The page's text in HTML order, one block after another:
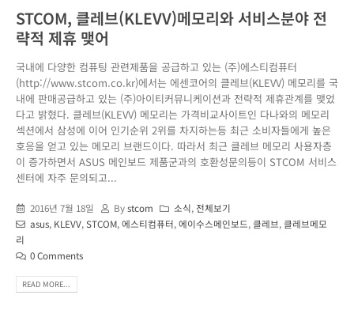
STCOM, 클레브(KLEVV)메모리와 서비스분야 전
략적 제휴 맺어
국내에 다양한 컴퓨팅 관련제품을 공급하고 있는 (주)에스티컴퓨터
(http://www.stcom.co.kr)에서는 에센코어의 클레브(KLEVV) 메모리를 국
내에 판매공급하고 있는 (주)아이티커뮤니케이션과 전략적 제휴관계를 맺었
다고 밝혔다. 클레브(KLEVV) 메모리는 가격비교사이트인 다나와의 메모리
섹션에서 삼성에 이어 인기순위 2위를 차지하는등 최근 소비자들에게 높은
호응을 얻고 있는 메모리 브랜드이다. 따라서 최근 클레브 메모리 사용자층
이 증가하면서 ASUS 메인보드 제품군과의 호환성문의등이 STCOM 서비스
센터에 자주 문의되고...
2016년 7월 18일 Bystcom 소식, 전체보기
asus, KLEVV,STCOM,에스티컴퓨터,에이수스메인보드,클레브,클레브메모
리
0 Comments
READ MORE...